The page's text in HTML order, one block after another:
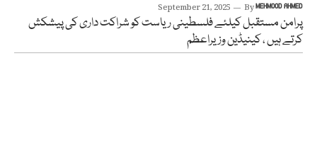
September 21, 2025 ByMEHMOOD AHMED
پرامن مستقبل کیلئے فلسطینی ریاست کو شراکت داری کی پیشکش
کرتے ہیں ، کینیڈین وزیراعظم